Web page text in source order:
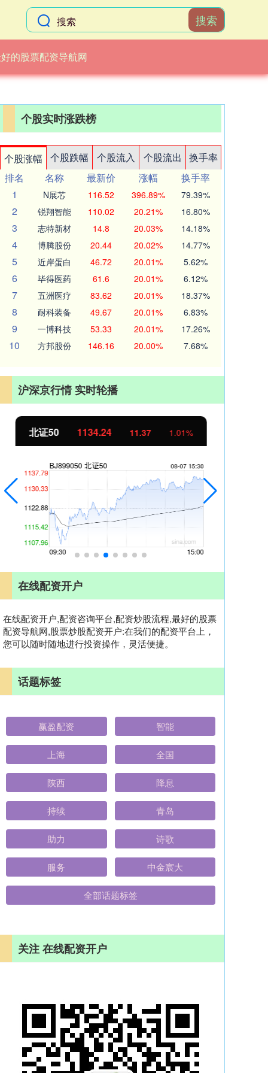
搜索
的股票配资导航网
个股实时涨跌榜
个股涨幅 个股跌幅 个股流入 个股流出
换手率
排名
名称 最新价 涨幅
换手率
1
N展芯 116.52 396.89% 79.39%
2 锐翔智能 110.02 20.21% 16.80%
3 志特新材 14.8 20.03% 14.18%
4 博腾股份 20.44 20.02% 14.77%
5 近岸蛋白 46.72 20.01% 5.62%
6 毕得医药 61.6 20.01% 6.12%
7 五洲医疗 83.62 20.01% 18.37%
8 耐科装备 49.67 20.01% 6.83%
9 一博科技 53.33 20.01% 17.26%
10 方邦股份 146.16 20.00% 7.68%
沪深京行情 实时轮播
北证50 1134.24 11.37 1.01%
在线配资开户
在线配资开户,配资咨询平台,配资炒股流程,最好的股票
配资导航网,股票炒股配资开户:在我们的配资平台上，
您可以随时随地进行投资操作，灵活便捷。
话题标签
赢盈配资 智能
上海 全国
陕西 降息
持续 青岛
助力 诗歌
服务 中金宸大
全部话题标签
关注 在线配资开户